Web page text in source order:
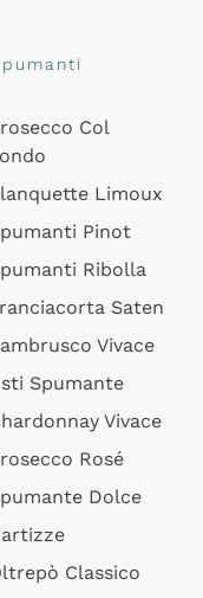
Col
Limoux
Pinot
Ribolla
Saten
Vivace
Spumante
Vivace
Rosé
Dolce
Classico